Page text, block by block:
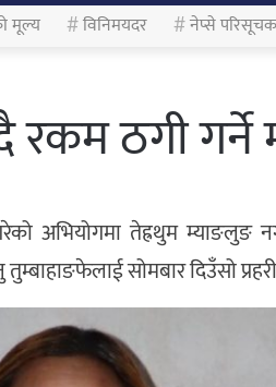
मूल्य विनिमयदर नेप्से परिसूचक
ठगी गर्ने
अभियोगमा तेह्रथुम म्याङलुङ
सोमबार दिउँसो